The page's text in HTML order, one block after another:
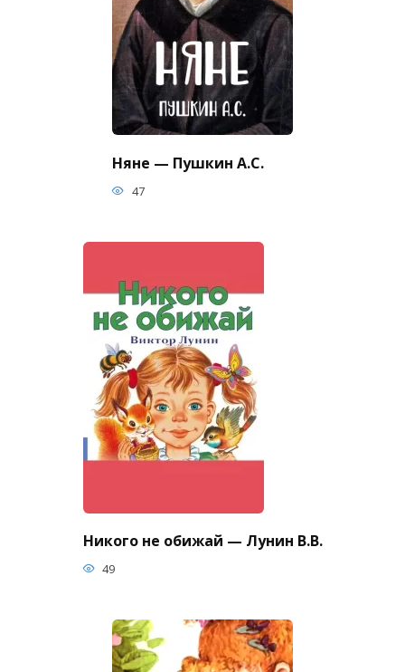
Няне — Пушкин А.С.
47
Никого не обижай — Лунин В.В.
49